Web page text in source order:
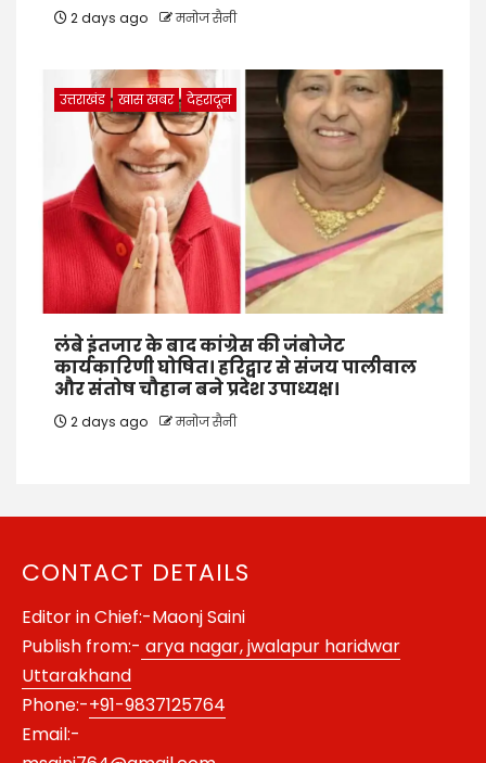
2 days ago मनोज सैनी
उत्तराखंड खास खबर देहरादून
लंबे इंतजार के बाद कांग्रेस की जंबोजेट
कार्यकारिणी घोषित। हरिद्वार से संजय पालीवाल
और संतोष चौहान बने प्रदेश उपाध्यक्ष।
2 days ago मनोज सैनी
CONTACT DETAILS
Editor in Chief:-Maonj Saini
Publish from:- arya nagar, jwalapur haridwar
Uttarakhand
Phone:-+91-9837125764
Email:-